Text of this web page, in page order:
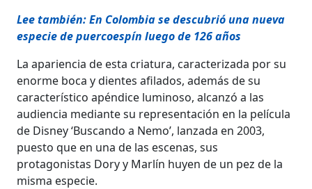
Lee también: En Colombia se descubrió una nueva
especie de puercoespín luego de 126 años
La apariencia de esta criatura, caracterizada por su
enorme boca y dientes afilados, además de su
característico apéndice luminoso, alcanzó a las
audiencia mediante su representación en la película
de Disney ‘Buscando a Nemo’, lanzada en 2003,
puesto que en una de las escenas, sus
protagonistas Dory y Marlín huyen de un pez de la
misma especie.